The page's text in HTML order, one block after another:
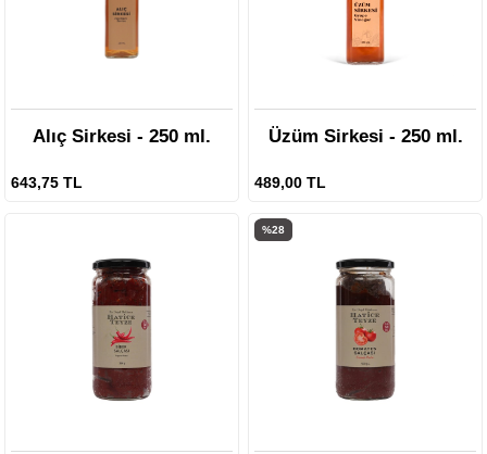
Alıç Sirkesi - 250 ml.
643,75 TL
Üzüm Sirkesi - 250 ml.
489,00 TL
%28